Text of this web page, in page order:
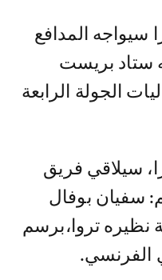
سيواجه المدافع
ستاد بريست
الجولة الرابعة
سيلاقي فريق
سفيان بوفال
نظيره تروا،برسم
الفرنسي.